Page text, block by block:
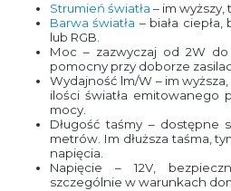
Strumień światła – im
Barwa światła – biała ciepła,
lub RGB.
Moc – zazwyczaj od 2W
pomocny przy doborze
Wydajność lm/W – im
ilości światła emitowanego
mocy.
Długość taśmy –
metrów. Im dłuższa taśma,
napięcia.
Napięcie – 12V,
szczególnie w warunkach